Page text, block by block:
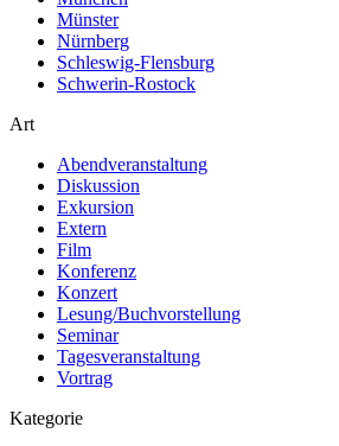
Münster
Nürnberg
Schleswig-Flensburg
Schwerin-Rostock
Art
Abendveranstaltung
Diskussion
Exkursion
Extern
Film
Konferenz
Konzert
Lesung/Buchvorstellung
Seminar
Tagesveranstaltung
Vortrag
Kategorie